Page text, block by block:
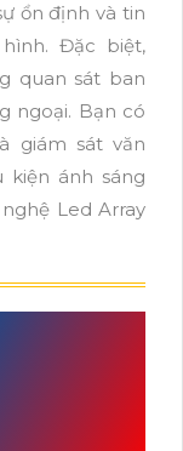
ổn định và tin
Đặc biệt,
quan sát ban
ngoại. Bạn có
giám sát văn
ánh sáng
Led Array